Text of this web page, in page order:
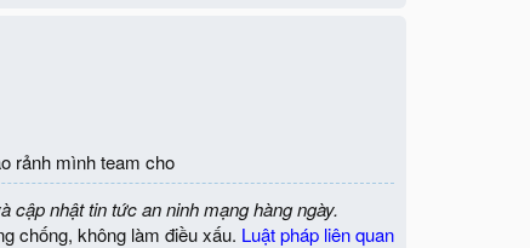
rảnh mình team cho
cập nhật tin tức an ninh mạng hàng ngày.
chống, không làm điều xấu. Luật pháp liên quan